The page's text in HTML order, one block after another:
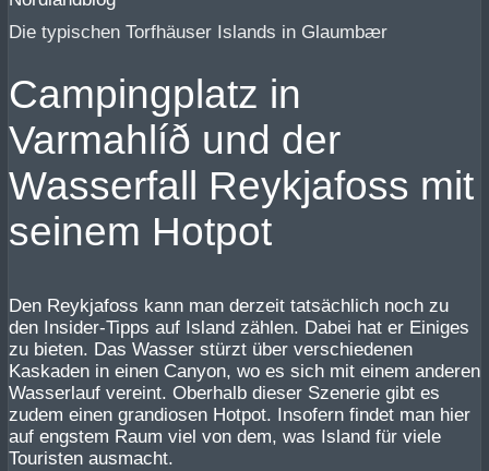
Die typischen Torfhäuser Islands in Glaumbær
Campingplatz in
Varmahlíð und der
Wasserfall Reykjafoss mit
seinem Hotpot
Den Reykjafoss kann man derzeit tatsächlich noch zu
den Insider-Tipps auf Island zählen. Dabei hat er Einiges
zu bieten. Das Wasser stürzt über verschiedenen
Kaskaden in einen Canyon, wo es sich mit einem anderen
Wasserlauf vereint. Oberhalb dieser Szenerie gibt es
zudem einen grandiosen Hotpot. Insofern findet man hier
auf engstem Raum viel von dem, was Island für viele
Touristen ausmacht.